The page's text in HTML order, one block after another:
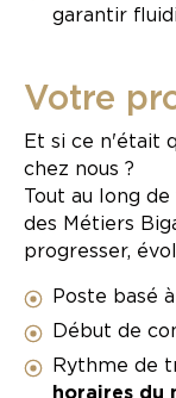
garantir
Votre
Et si ce n'était
chez nous ?
Tout au long
des Métiers
progresser,
Poste basé à
Début de
Rythme de
horaires du